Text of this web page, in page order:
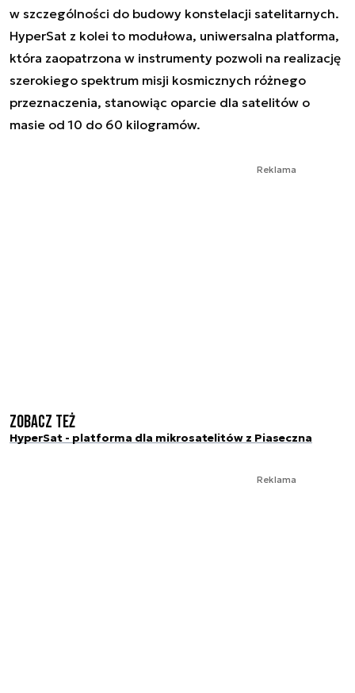
w szczególności do budowy konstelacji satelitarnych.
HyperSat z kolei to modułowa, uniwersalna platforma,
która zaopatrzona w instrumenty pozwoli na realizację
szerokiego spektrum misji kosmicznych różnego
przeznaczenia, stanowiąc oparcie dla satelitów o
masie od 10 do 60 kilogramów.
Reklama
Zobacz też
HyperSat - platforma dla mikrosatelitów z Piaseczna
Reklama